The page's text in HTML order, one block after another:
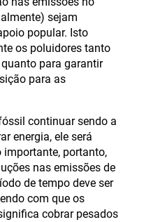
sejam
popular. Isto
os poluidores tanto
para garantir
para as
continuar sendo a
energia, ele será
portanto,
nas emissões de
de tempo deve ser
com que os
cobrar pesados